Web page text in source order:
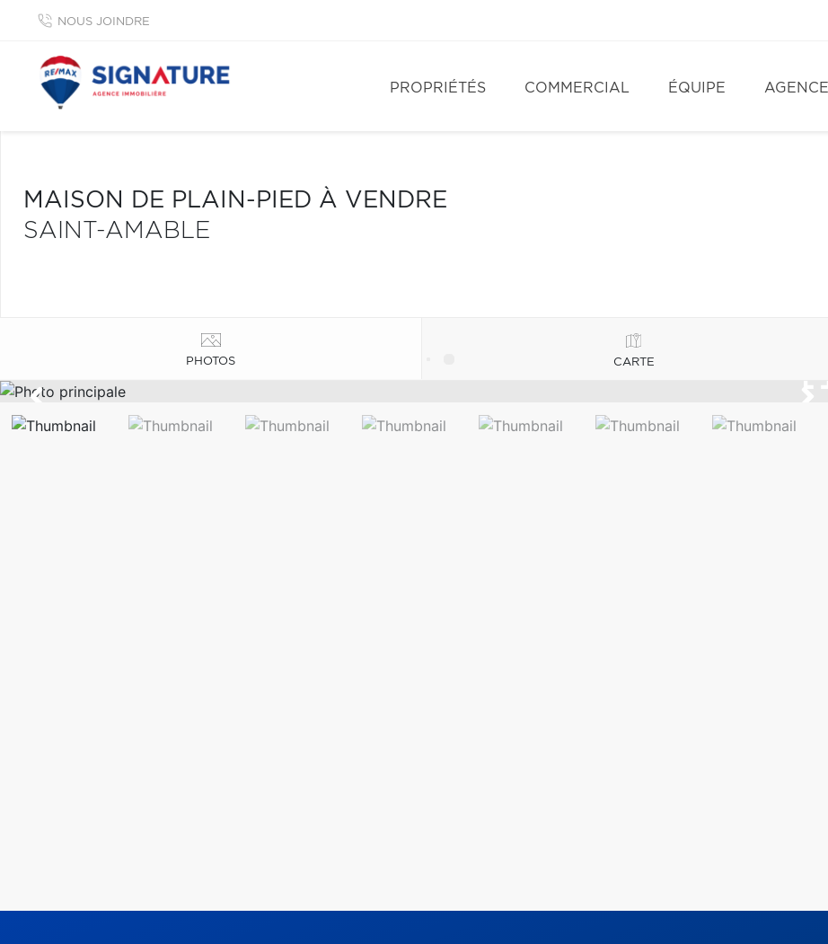
NOUS JOINDRE
PROPRIÉTÉS COMMERCIAL ÉQUIPE AGENCE
MAISON DE PLAIN-PIED À VENDRE
SAINT-AMABLE
PHOTOS CARTE